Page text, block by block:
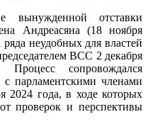
отставки
Андреасяна (18 ноября
неудобных для властей
ВСС 2 декабря
сопровождался
парламентскими членами
года, в ходе которых
проверок и перспективы